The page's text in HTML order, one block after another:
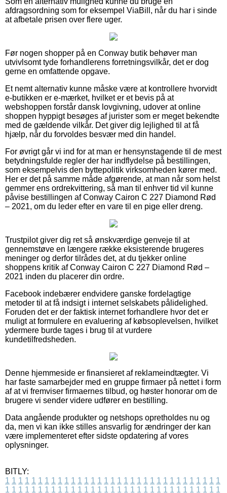
afdragsordning som for eksempel ViaBill, når du har i sinde
at afbetale prisen over flere uger.
Før nogen shopper på en Conway butik behøver man
utvivlsomt tyde forhandlerens forretningsvilkår, det er dog
gerne en omfattende opgave.
Et nemt alternativ kunne måske være at kontrollere hvorvidt
e-butikken er e-mærket, hvilket er et bevis på at
webshoppen forstår dansk lovgivning, udover at online
shoppen hyppigt besøges af jurister som er meget bekendte
med de gældende vilkår. Det giver dig lejlighed til at få
hjælp, når du forvoldes besvær med din handel.
For øvrigt går vi ind for at man er hensynstagende til de mest
betydningsfulde regler der har indflydelse på bestillingen,
som eksempelvis den byttepolitik virksomheden kører med.
Her er det på samme måde afgørende, at man når som helst
gemmer ens ordrekvittering, så man til enhver tid vil kunne
påvise bestillingen af Conway Cairon C 227 Diamond Rød
– 2021, om du leder efter en vare til en pige eller dreng.
Trustpilot giver dig ret så ønskværdige genveje til at
gennemstøve en længere række eksisterende brugeres
meninger og derfor tilrådes det, at du tjekker online
shoppens kritik af Conway Cairon C 227 Diamond Rød –
2021 inden du placerer din ordre.
Facebook indebærer endvidere ganske fordelagtige
metoder til at få indsigt i internet selskabets pålidelighed.
Foruden det er der faktisk internet forhandlere hvor det er
muligt at formulere en evaluering af købsoplevelsen, hvilket
ydermere burde tages i brug til at vurdere
kundetilfredsheden.
Denne hjemmeside er finansieret af reklameindtægter. Vi
har faste samarbejder med en gruppe firmaer på nettet i form
af at vi fremviser firmaernes tilbud, og høster honorar om de
brugere vi sender videre udfører en bestilling.
Data angående produkter og netshops opretholdes nu og
da, men vi kan ikke stilles ansvarlig for ændringer der kan
være implementeret efter sidste opdatering af vores
oplysninger.
BITLY:
1 1 1 1 1 1 1 1 1 1 1 1 1 1 1 1 1 1 1 1 1 1 1 1 1 1 1 1 1 1 1 1 1
1 1 1 1 1 1 1 1 1 1 1 1 1 1 1 1 1 1 1 1 1 1 1 1 1 1 1 1 1 1 1 1 1